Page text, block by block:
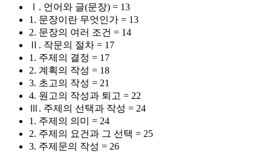
Ⅰ. 언어와 글(문장) = 13
1. 문장이란 무엇인가 = 13
2. 문장의 여러 조건 = 14
Ⅱ. 작문의 절차 = 17
1. 주제의 결정 = 17
2. 계획의 작성 = 18
3. 초고의 작성 = 21
4. 원고의 작성과 퇴고 = 22
Ⅲ. 주제의 선택과 작성 = 24
1. 주제의 의미 = 24
2. 주제의 요건과 그 선택 = 25
3. 주제문의 작성 = 26